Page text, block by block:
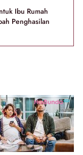
Ibu Rumah
Penghasilan